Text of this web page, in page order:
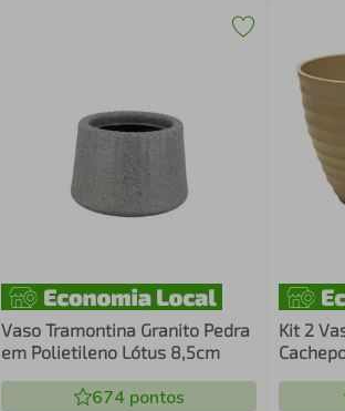
Vaso Tramontina Granito Pedra
em Polietileno Lótus 8,5cm
674pontos
Kit 2